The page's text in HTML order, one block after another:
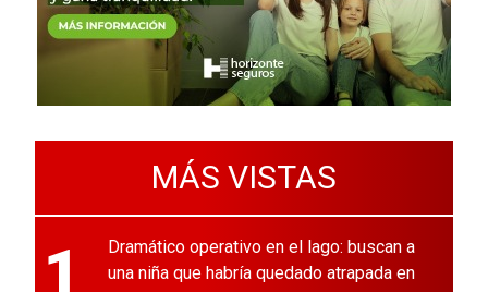
MÁS VISTAS
1
Dramático operativo en el lago: buscan a
una niña que habría quedado atrapada en